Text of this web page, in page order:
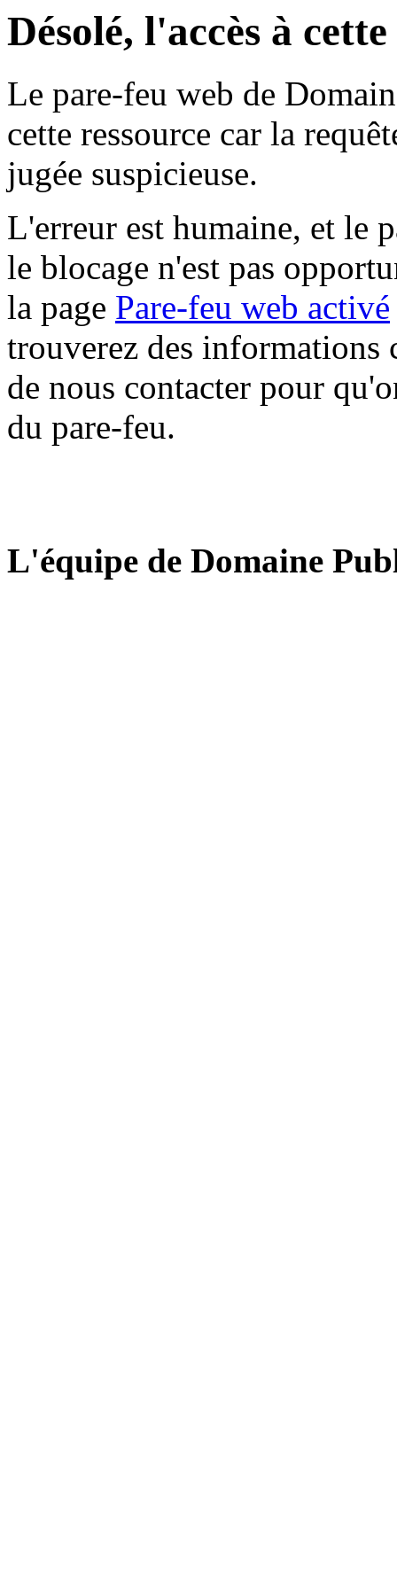
Désolé, l'accès à
Le pare-feu web de
cette ressource car la
jugée suspicieuse.
L'erreur est humaine, et le
le blocage n'est pas
la page Pare-feu web activé
trouverez des informations
de nous contacter pour
du pare-feu.
L'équipe de Domaine